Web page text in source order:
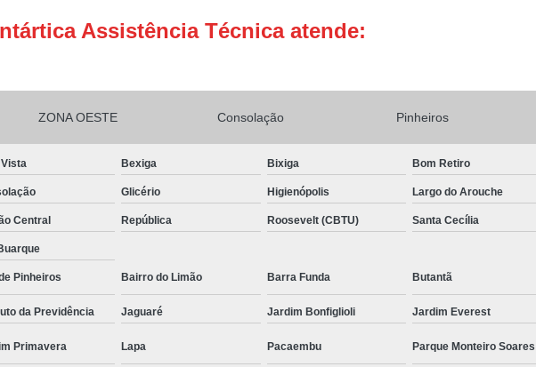
Conserto Adega de Vinho
Assistencia Tecnica e Conserto Geladeira
Conserto de Geladeira Expositora de
Conserto e
Conserto e Manutenção de Geladeira
Brastemp Instalação Fogão
Instalação de Fogão Brastemp
Assistência Técnica atende:
ZONA OESTE Consolação Pinheiros
Bexiga Bixiga Bom Retiro
Glicério Higienópolis Largo do Arouche
Central República Roosevelt (CBTU) Santa Cecília
Pinheiros Bairro do Limão Barra Funda Butantã
da Previdência Jaguaré Jardim Bonfiglioli Jardim Everest
Primavera Lapa Pacaembu Parque Monteiro Soares